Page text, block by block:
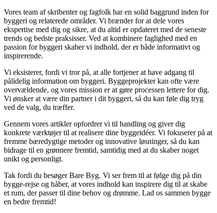
Vores team af skribenter og fagfolk har en solid baggrund inden for
byggeri og relaterede områder. Vi brænder for at dele vores
ekspertise med dig og sikre, at du altid er opdateret med de seneste
trends og bedste praksisser. Ved at kombinere faglighed med en
passion for byggeri skaber vi indhold, der er både informativt og
inspirerende.
Vi eksisterer, fordi vi tror på, at alle fortjener at have adgang til
pålidelig information om byggeri. Byggeprojekter kan ofte være
overvældende, og vores mission er at gøre processen lettere for dig.
Vi ønsker at være din partner i dit byggeri, så du kan føle dig tryg
ved de valg, du træffer.
Gennem vores artikler opfordrer vi til handling og giver dig
konkrete værktøjer til at realisere dine byggeidéer. Vi fokuserer på at
fremme bæredygtige metoder og innovative løsninger, så du kan
bidrage til en grønnere fremtid, samtidig med at du skaber noget
unikt og personligt.
Tak fordi du besøger Bare Byg. Vi ser frem til at følge dig på din
bygge-rejse og håber, at vores indhold kan inspirere dig til at skabe
et rum, der passer til dine behov og drømme. Lad os sammen bygge
en bedre fremtid!